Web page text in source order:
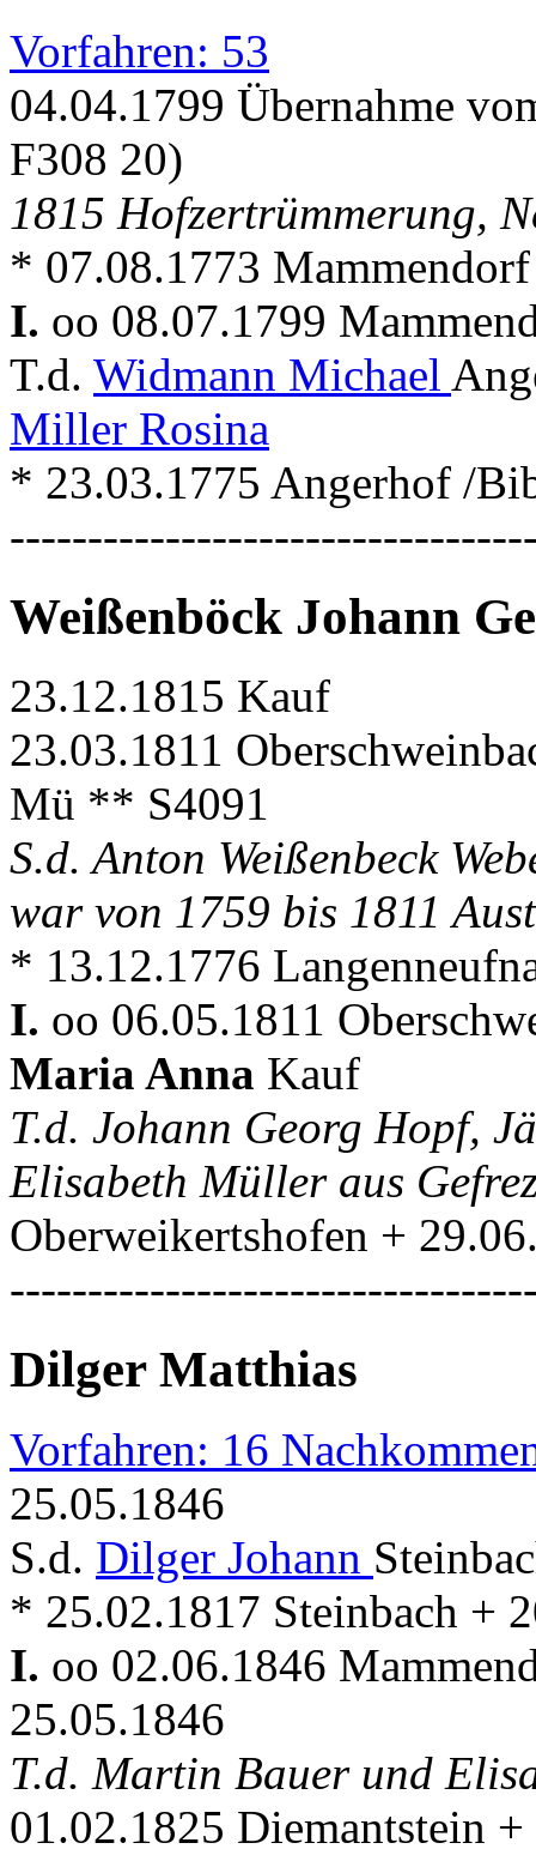
Vorfahren: 53
04.04.1799 Übernahme
F308 20)
1815 Hofzertrümmerung,
* 07.08.1773
I. oo 08.07.1799
T.d. Widmann Michael
Miller Rosina
* 23.03.1775 Angerhof /
Weißenböck Johann
23.12.1815 Kauf
23.03.1811
Mü ** S4091
S.d. Anton Weißenbeck
war von 1759 bis 1811
* 13.12.1776
I. oo 06.05.1811
Maria Anna Kauf
T.d. Johann Georg Hopf,
Elisabeth Müller aus
Oberweikertshofen +
Dilger Matthias
Vorfahren: 16
25.05.1846
S.d. Dilger Johann
* 25.02.1817 Steinbach +
I. oo 02.06.1846
25.05.1846
T.d. Martin Bauer und
01.02.1825 Diemantstein